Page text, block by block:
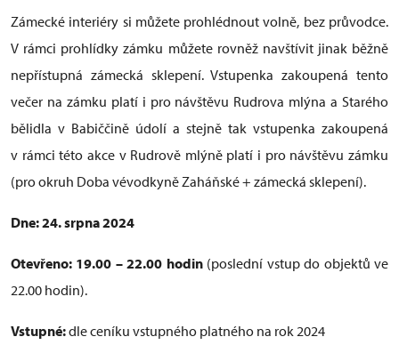
Zámecké interiéry si můžete prohlédnout volně, bez průvodce.
V rámci prohlídky zámku můžete rovněž navštívit jinak běžně
nepřístupná zámecká sklepení. Vstupenka zakoupená tento
večer na zámku platí i pro návštěvu Rudrova mlýna a Starého
bělidla v Babiččině údolí a stejně tak vstupenka zakoupená
v rámci této akce v Rudrově mlýně platí i pro návštěvu zámku
(pro okruh Doba vévodkyně Zaháňské + zámecká sklepení).
Dne: 24. srpna 2024
Otevřeno: 19.00 – 22.00 hodin (poslední vstup do objektů ve
22.00 hodin).
Vstupné:dle ceníku vstupného platného na rok 2024